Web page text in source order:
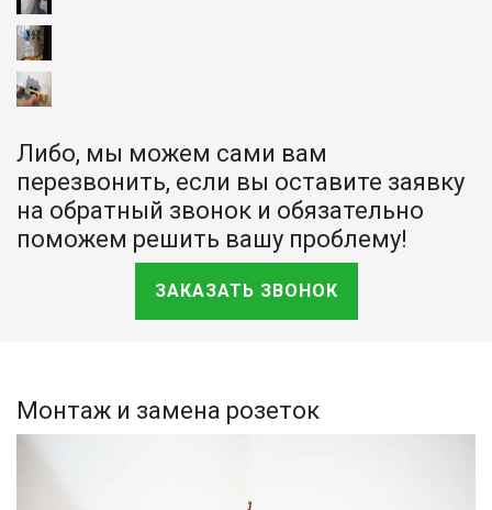
Либо, мы можем сами вам
перезвонить, если вы оставите заявку
на обратный звонок и обязательно
поможем решить вашу проблему!
ЗАКАЗАТЬ ЗВОНОК
Монтаж и замена розеток